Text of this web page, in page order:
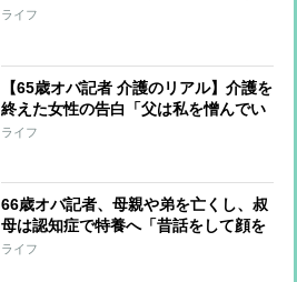
時に看護師がピシャリと言った言葉
ライフ
【65歳オバ記者 介護のリアル】介護を
終えた女性の告白「父は私を憎んでい
た」 父娘の関係はなぜ“崩壊”したの
ライフ
66歳オバ記者、母親や弟を亡くし、叔
母は認知症で特養へ「昔話をして顔を
しかめる身内がひとりもいなくなっ
ライフ